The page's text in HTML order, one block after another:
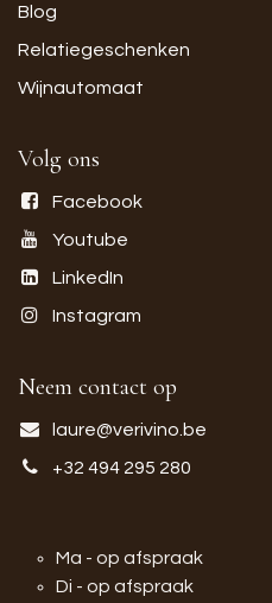
Blog
Relatiegeschenken
Wijnautomaat
Volg ons
Facebook
Youtube
LinkedIn
Instagram
Neem contact op
laure@verivino.be
+32 494 295 280
Ma - op afspraak
Di - op afspraak